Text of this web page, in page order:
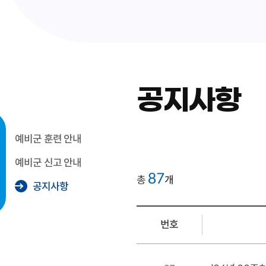
예비군 훈련 안내
예비군 신고 안내
공지사항
공지사항
총 87개
번호